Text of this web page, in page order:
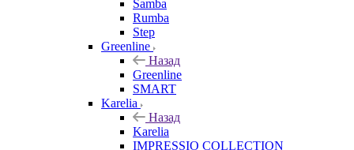
Samba
Rumba
Step
Greenline
Назад
Greenline
SMART
Karelia
Назад
Karelia
IMPRESSIO COLLECTION